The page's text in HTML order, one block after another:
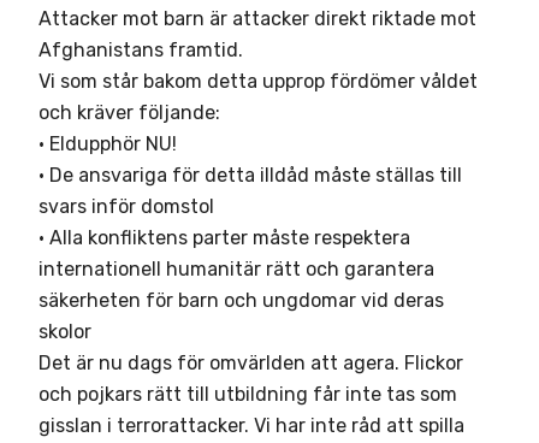
Attacker mot barn är attacker direkt riktade mot
Afghanistans framtid.
Vi som står bakom detta upprop fördömer våldet
och kräver följande:
• Eldupphör NU!
• De ansvariga för detta illdåd måste ställas till
svars inför domstol
• Alla konfliktens parter måste respektera
internationell humanitär rätt och garantera
säkerheten för barn och ungdomar vid deras
skolor
Det är nu dags för omvärlden att agera. Flickor
och pojkars rätt till utbildning får inte tas som
gisslan i terrorattacker. Vi har inte råd att spilla